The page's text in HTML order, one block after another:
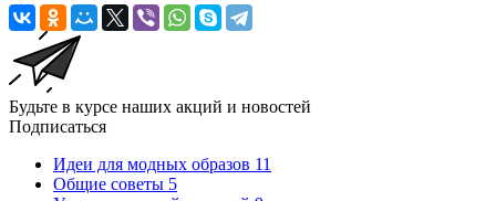
Будьте в курсе наших акций и новостей
Подписаться
Идеи для модных образов 11
Общие советы 5